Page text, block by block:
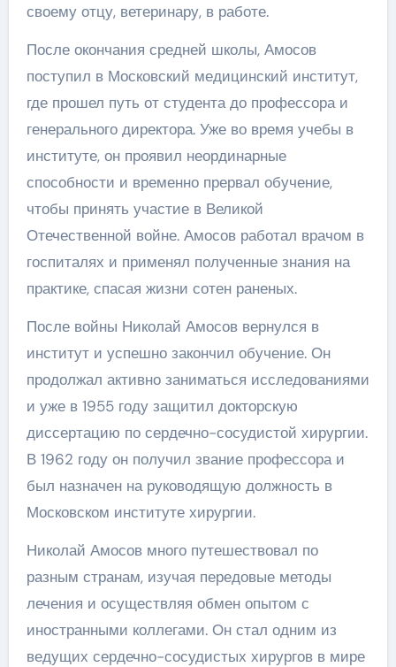
своему отцу, ветеринару, в работе.
После окончания средней школы, Амосов
поступил в Московский медицинский институт,
где прошел путь от студента до профессора и
генерального директора. Уже во время учебы в
институте, он проявил неординарные
способности и временно прервал обучение,
чтобы принять участие в Великой
Отечественной войне. Амосов работал врачом в
госпиталях и применял полученные знания на
практике, спасая жизни сотен раненых.
После войны Николай Амосов вернулся в
институт и успешно закончил обучение. Он
продолжал активно заниматься исследованиями
и уже в 1955 году защитил докторскую
диссертацию по сердечно-сосудистой хирургии.
В 1962 году он получил звание профессора и
был назначен на руководящую должность в
Московском институте хирургии.
Николай Амосов много путешествовал по
разным странам, изучая передовые методы
лечения и осуществляя обмен опытом с
иностранными коллегами. Он стал одним из
ведущих сердечно-сосудистых хирургов в мире